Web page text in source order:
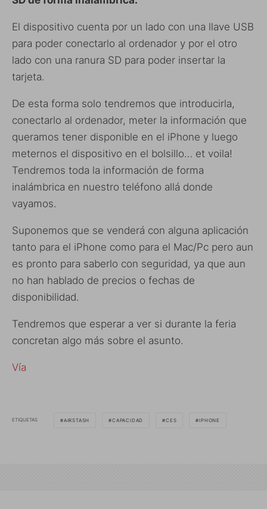
El dispositivo cuenta por un lado con una llave USB
para poder conectarlo al ordenador y por el otro
lado con una ranura SD para poder insertar la
tarjeta.
De esta forma solo tendremos que introducirla,
conectarlo al ordenador, meter la información que
queramos tener disponible en el iPhone y luego
meternos el dispositivo en el bolsillo… et voila!
Tendremos toda la información de forma
inalámbrica en nuestro teléfono allá donde
vayamos.
Suponemos que se venderá con alguna aplicación
tanto para el iPhone como para el Mac/Pc pero aun
es pronto para saberlo con seguridad, ya que aun
no han hablado de precios o fechas de
disponibilidad.
Tendremos que esperar a ver si durante la feria
concretan algo más sobre el asunto.
Vía
ETIQUETAS AIRSTASH CAPACIDAD CES IPHONE